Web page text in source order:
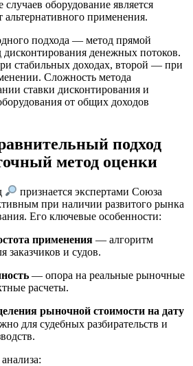
оборудование является
применения.
подхода — метод прямой
дисконтирования денежных потоков.
стабильных доходах, второй — при
Сложность метода
ставки дисконтирования и
от общих доходов
подход
метод оценки
признается экспертами Союза
при наличии развитого рынка
Его ключевые особенности:
применения — алгоритм
заказчиков и судов.
— опора на реальные рыночные
расчеты.
рыночной стоимости на дату
для судебных разбирательств и